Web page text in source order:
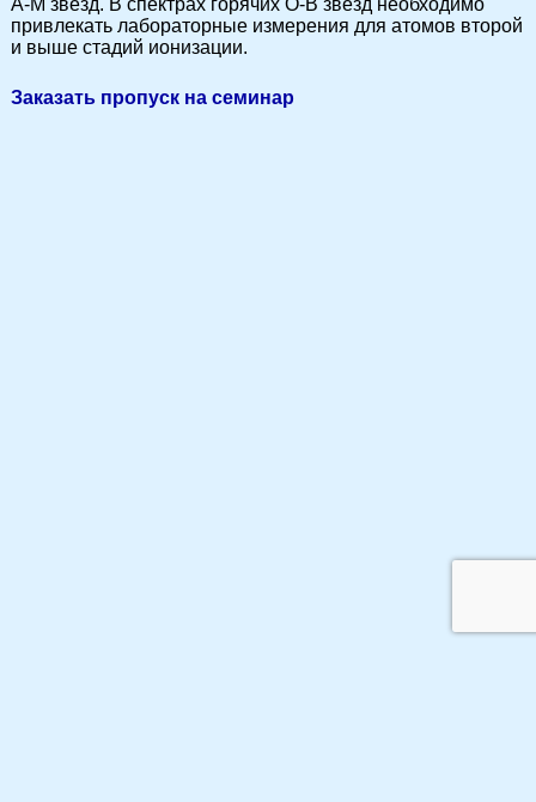
A-M звезд. В спектрах горячих O-B звезд необходимо
привлекать лабораторные измерения для атомов второй
и выше стадий ионизации.
Заказать пропуск на семинар